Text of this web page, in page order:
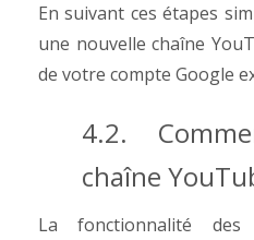
En suivant ces étapes
une nouvelle chaîne
de votre compte Google
4.2.
chaîne
La fonctionnalité